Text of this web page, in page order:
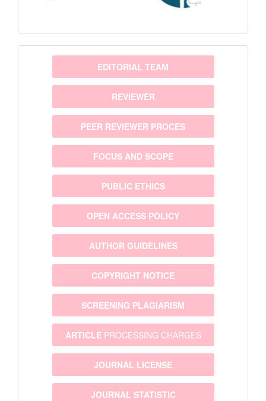
menu EDITORIAL TEAM
REVIEWER
PEER REVIEWER PROCES
FOCUS AND SCOPE
PUBLIC ETHICS
OPEN ACCESS POLICY
AUTHOR GUIDELINES
COPYRIGHT NOTICE
SCREENING PLAGIARISM
ARTICLEPROCESSING CHARGES
JOURNAL LICENSE
JOURNAL STATISTIC